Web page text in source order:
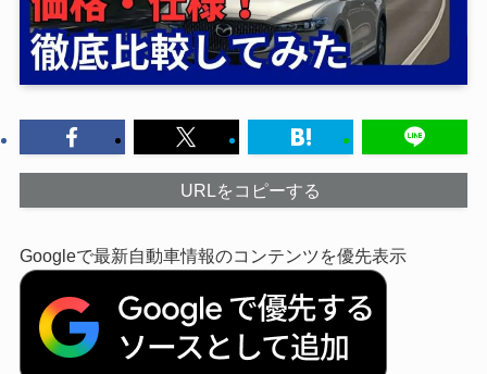
URLをコピーする
Googleで最新自動車情報のコンテンツを優先表示